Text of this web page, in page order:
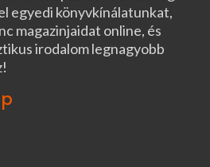
egyedi könyvkínálatunkat,
magazinjaidat online, és
irodalom legnagyobb